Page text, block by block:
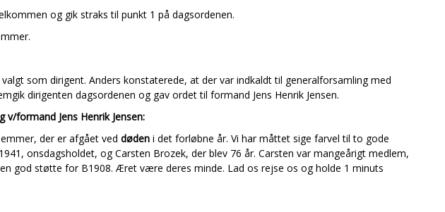
og gik straks til punkt 1 på dagsordenen.
som dirigent. Anders konstaterede, at der var indkaldt til generalforsamling med
dirigenten dagsordenen og gav ordet til formand Jens Henrik Jensen.
v/formand Jens Henrik Jensen:
der er afgået ved døden i det forløbne år. Vi har måttet sige farvel til to gode
onsdagsholdet, og Carsten Brozek, der blev 76 år. Carsten var mangeårigt medlem,
god støtte for B1908. Æret være deres minde. Lad os rejse os og holde 1 minuts